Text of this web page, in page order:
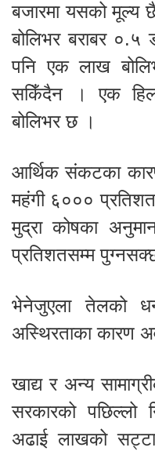
बजारमा यसको मूल्य
बोलिभर बराबर
पनि एक लाख
सकिँदैन । एक
बोलिभर छ ।
आर्थिक संकटका
महंगी ६००० प्रतिशत
मुद्रा कोषका
प्रतिशतसम्म
भेनेजुएला तेलको
अस्थिरताका कारण
खाद्य र अन्य
सरकारको पछिल्लो
अढाई लाखको